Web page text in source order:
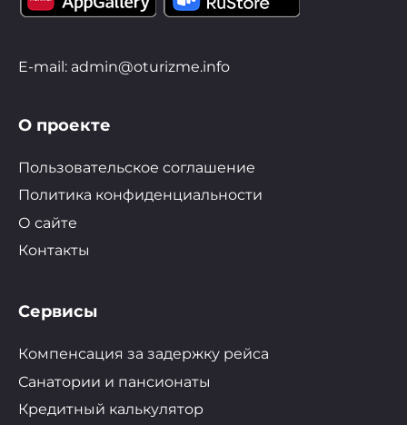
E-mail: admin@oturizme.info
О проекте
Пользовательское соглашение
Политика конфиденциальности
О сайте
Контакты
Сервисы
Компенсация за задержку рейса
Санатории и пансионаты
Кредитный калькулятор